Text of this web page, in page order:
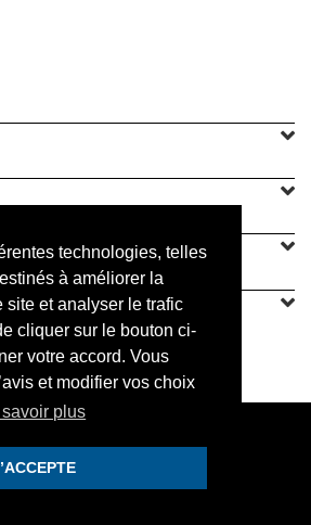
technologies, telles
à améliorer la
site et analyser le trafic
cliquer sur le bouton ci-
votre accord. Vous
et modifier vos choix
savoir plus
droits réservés.